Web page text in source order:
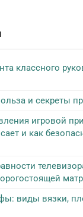
классного
и секреты
игровой
и как
виды вязки,